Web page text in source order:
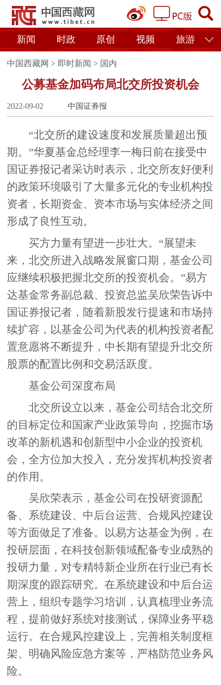
新闻 时政 原创 视频 旅游
中国西藏网 > 即时新闻 > 国内
公募基金加码布局北交所投资机会
2022-09-02 中国证券报
“北交所的建设速度和发展质量超出预
期。”华夏基金总经理李一梅日前在接受中
国证券报记者采访时表示，北交所友好便利
的政策环境吸引了大量多元化的专业机构投
资者，长期资金、资本市场与实体经济之间
形成了良性互动。
买方力量有望进一步壮大。“展望未
来，北交所进入战略发展窗口期，基金公司
应继续积极把握北交所的投资机会。”易方
达基金常务副总裁、投资总监吴欣荣告诉中
国证券报记者，随着新股发行提速和市场持
续扩容，以基金公司为代表的机构投资者配
置意愿将不断提升，中长期有望提升北交所
股票的配置比例和交易活跃度。
基金公司深度布局
北交所设立以来，基金公司结合北交所
的目标定位和国家产业政策导向，挖掘市场
改革的新机遇和创新型中小企业的投资机
会，全方位加大投入，充分发挥机构投资者
的作用。
吴欣荣表示，基金公司在投研资源配
备、系统建设、中后台运营、合规风控建设
等方面做足了准备。以易方达基金为例，在
投研层面，在科技创新领域配备专业成熟的
投研力量，对专精特新企业所在行业已有长
期深度的跟踪研究。在系统建设和中后台运
营上，组织专题学习培训，认真梳理业务流
程，提前做好系统对接测试，保障业务平稳
运行。在合规风控建设上，完善相关制度框
架、明确风险应急方案等，严格防范业务风
险。